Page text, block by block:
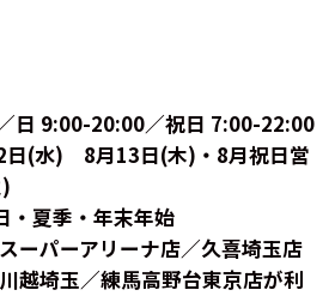
日 9:00-20:00／祝日 7:00-22:00
(水) 8月13日(木)・8月祝日営
・夏季・年末年始
ーパーアリーナ店／久喜埼玉店
越埼玉／練馬高野台東京店が利